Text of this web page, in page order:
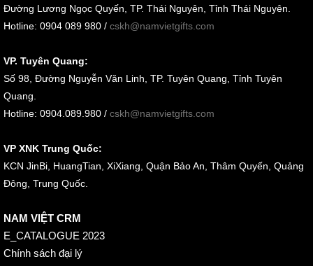
Đường Lương Ngọc Quyến, TP. Thái Nguyên, Tỉnh Thái Nguyên.
Hotline: 0904 089 980 / cskh@namvietgifts.com
VP. Tuyên Quang:
Số 98, Đường Nguyễn Văn Linh, TP. Tuyên Quang, Tỉnh Tuyên
Quang.
Hotline: 0904.089.980 / cskh@namvietgifts.com
VP XNK Trung Quốc:
KCN JinBi, HuangTian, XiXiang, Quận Bảo An, Thâm Quyến, Quảng
Đông, Trung Quốc.
NAM VIỆT CRM
E_CATALOGUE 2023
Chính sách đại lý